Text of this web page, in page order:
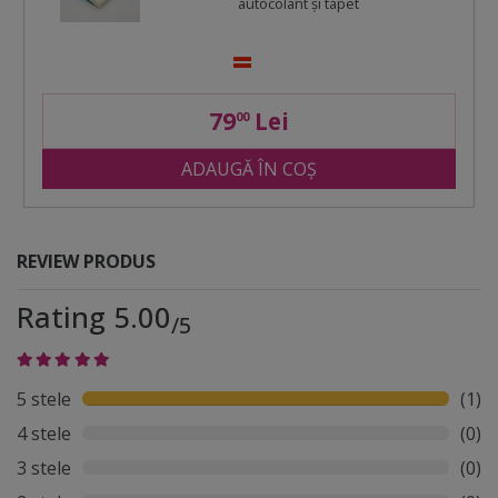
7900Lei
ADAUGĂ ÎN COȘ
REVIEW PRODUS
Rating 5.00/5
5 stele
(1)
4 stele
(0)
3 stele
(0)